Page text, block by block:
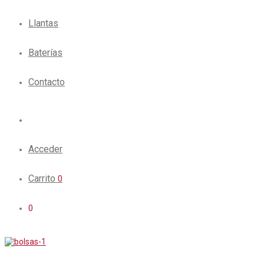
Llantas
Baterías
Contacto
Acceder
Carrito 0
0